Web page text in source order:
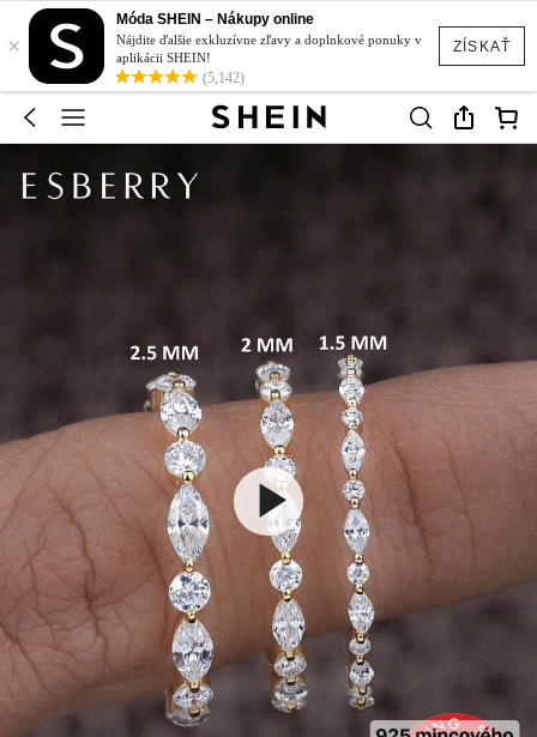
ZÍSKAŤ
×
Móda SHEIN – Nákupy online
Nájdite ďalšie exkluzívne zľavy a doplnkové ponuky v
aplikácii SHEIN!
(5,142)